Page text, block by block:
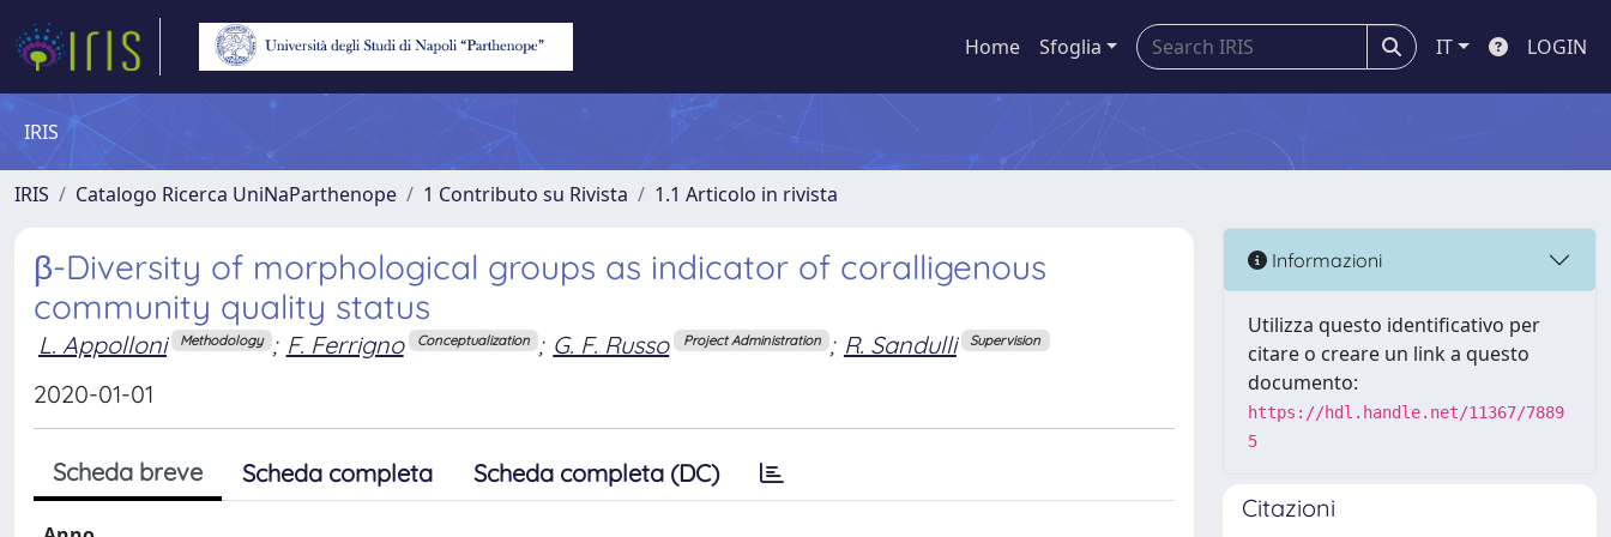
Home Sfoglia IT LOGIN
IRIS
IRIS Catalogo Ricerca UniNaParthenope 1 Contributo su Rivista 1.1 Articolo in rivista
β-Diversity of morphological groups as indicator of coralligenous
community quality status
L. Appolloni Methodology ; F. Ferrigno Conceptualization ; G. F. Russo Project Administration ; R. Sandulli Supervision
2020-01-01
Scheda breve Scheda completa Scheda completa (DC)
Informazioni
Utilizza questo identificativo per
citare o creare un link a questo
documento:
https://hdl.handle.net/11367/7889
5
Citazioni